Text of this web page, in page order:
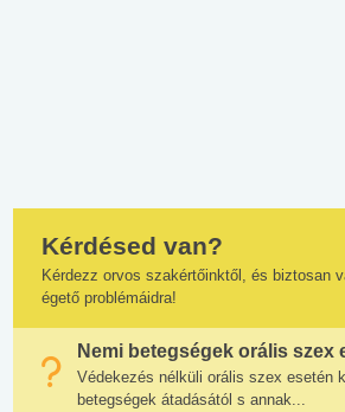
Kérdésed van?
Kérdezz orvos szakértőinktől, és biztosan
égető problémáidra!
Nemi betegségek orális szex
Védekezés nélküli orális szex esetén
betegségek átadásától s annak...